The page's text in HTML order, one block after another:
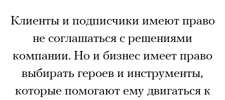
Клиенты и подписчики имеют право
не соглашаться с решениями
компании. Но и бизнес имеет право
выбирать героев и инструменты,
которые помогают ему двигаться к